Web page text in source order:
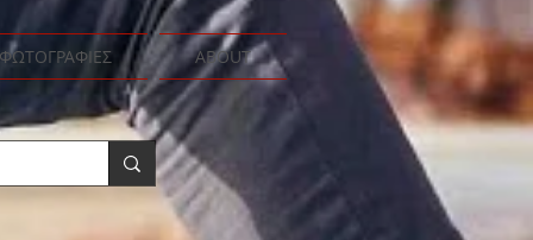
ΦΩΤΟΓΡΑΦΙΕΣ ABOUT